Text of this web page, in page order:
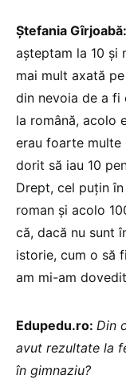
Ștefania Gîrjoabă:
așteptam la 10 și
mai mult axată
din nevoia de a fi
la română, acolo
erau foarte multe
dorit să iau 10
Drept, cel puțin
roman și acolo
că, dacă nu sunt
istorie, cum o să
am mi-am
Edupedu.ro: Din
avut rezultate la
în gimnaziu?